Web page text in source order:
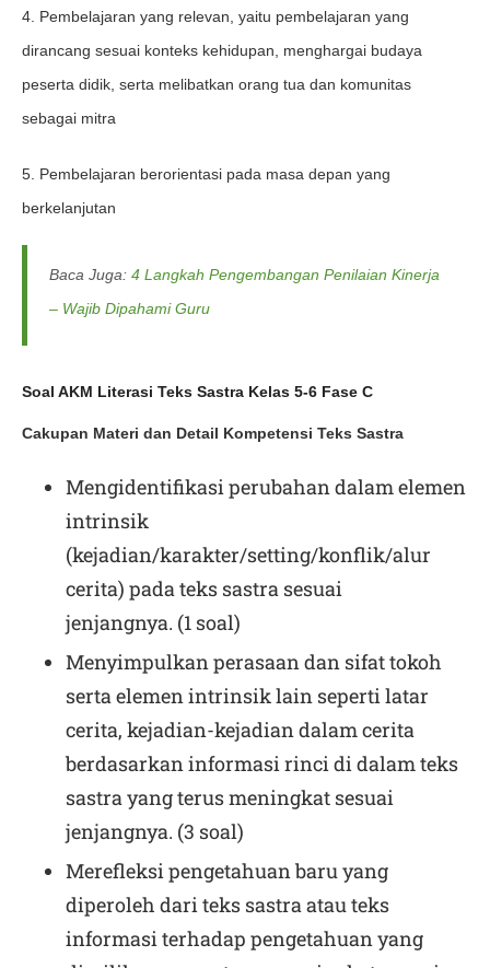
4. Pembelajaran yang relevan, yaitu pembelajaran yang
dirancang sesuai konteks kehidupan, menghargai budaya
peserta didik, serta melibatkan orang tua dan komunitas
sebagai mitra
5. Pembelajaran berorientasi pada masa depan yang
berkelanjutan
Baca Juga: 4 Langkah Pengembangan Penilaian Kinerja
– Wajib Dipahami Guru
Soal AKM Literasi Teks Sastra Kelas 5-6 Fase C
Cakupan Materi dan Detail Kompetensi Teks Sastra
Mengidentifikasi perubahan dalam elemen
intrinsik
(kejadian/karakter/setting/konflik/alur
cerita) pada teks sastra sesuai
jenjangnya. (1 soal)
Menyimpulkan perasaan dan sifat tokoh
serta elemen intrinsik lain seperti latar
cerita, kejadian-kejadian dalam cerita
berdasarkan informasi rinci di dalam teks
sastra yang terus meningkat sesuai
jenjangnya. (3 soal)
Merefleksi pengetahuan baru yang
diperoleh dari teks sastra atau teks
informasi terhadap pengetahuan yang